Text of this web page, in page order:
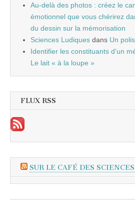
Au-delà des photos : créez le
émotionnel que vous chérirez
du dessin sur la mémorisation
Sciences Ludiques dans Un
Identifier les constituants d’un
Le lait « à la loupe »
FLUX RSS
SUR LE CAFÉ DES